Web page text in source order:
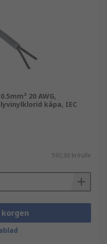
från RS
PRO kombinerar
prisvärde och är
installationer.
viktigt att ta
flexibilitet
säkerställer stabil
system.
20 AWG,
kåpa, IEC
592,93 kr/rulle